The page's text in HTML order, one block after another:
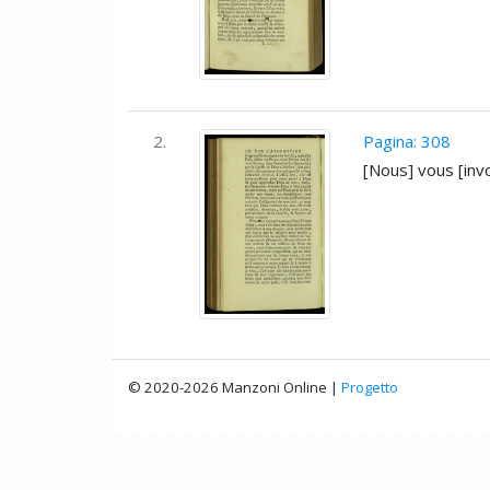
2.
Pagina: 308
[Nous] vous
© 2020-2026 Manzoni Online | Progetto